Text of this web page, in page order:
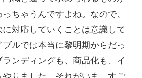
ちゃうんですよね。なので、
対応していくことは意識して
ルでは本当に黎明期からだっ
ンディングも、商品化も、イ
りました。それがいま、すご